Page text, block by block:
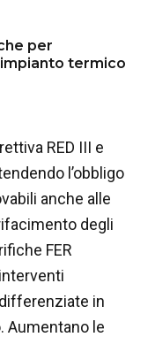
per
termico
RED III e
l’obbligo
anche alle
degli
FER
in
Aumentano le